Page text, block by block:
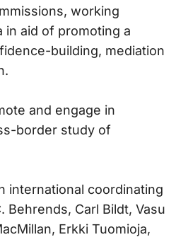
working
in aid of promoting a
building, mediation
and engage in
border study of
international coordinating
Behrends, Carl Bildt, Vasu
Erkki Tuomioja,